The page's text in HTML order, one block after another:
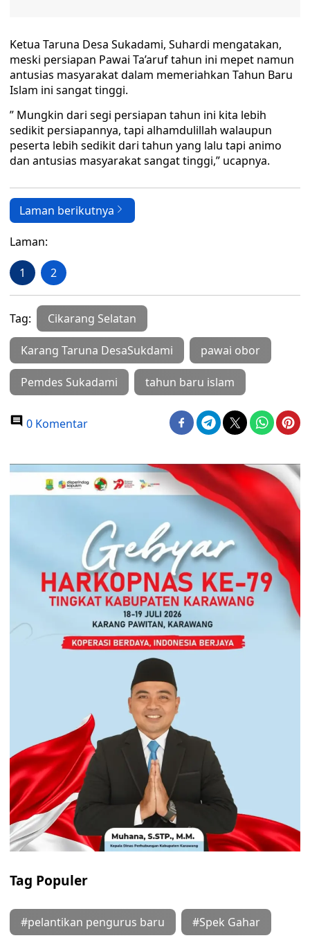
Ketua Taruna Desa Sukadami, Suhardi mengatakan,
meski persiapan Pawai Ta’aruf tahun ini mepet namun
antusias masyarakat dalam memeriahkan Tahun Baru
Islam ini sangat tinggi.
” Mungkin dari segi persiapan tahun ini kita lebih
sedikit persiapannya, tapi alhamdulillah walaupun
peserta lebih sedikit dari tahun yang lalu tapi animo
dan antusias masyarakat sangat tinggi,” ucapnya.
Laman berikutnya
Laman:
1 2
Tag: Cikarang Selatan
Karang Taruna DesaSukdami pawai obor
Pemdes Sukadami tahun baru islam
0 Komentar
Tag Populer
#pelantikan pengurus baru #Spek Gahar